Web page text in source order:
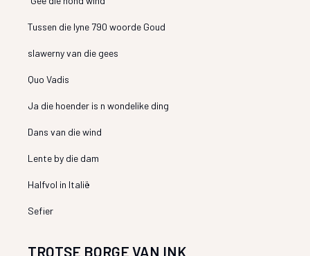
Tussen die lyne 790 woorde Goud
slawerny van die gees
Quo Vadis
Ja die hoender is n wondelike ding
Dans van die wind
Lente by die dam
Halfvol in Italië
Sefier
TROTSE BORGE VAN INK